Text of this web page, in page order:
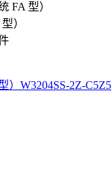
FA 型）
）
） W3204SS-2Z-C5Z5